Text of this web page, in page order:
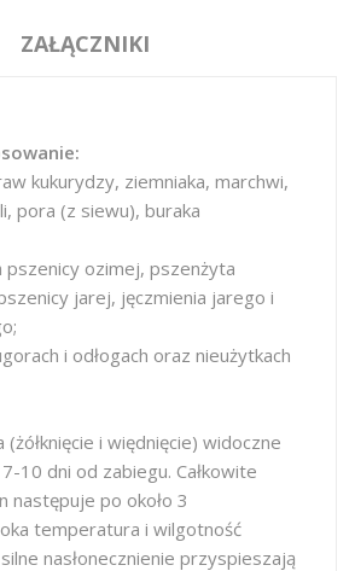
ZAŁĄCZNIKI
kukurydzy, ziemniaka, marchwi,
pora (z siewu), buraka
ozimej, pszenżyta
jarej, jęczmienia jarego i
i odłogach oraz nieużytkach
(żółknięcie i więdnięcie) widoczne
10 dni od zabiegu. Całkowite
następuje po około 3
temperatura i wilgotność
nasłonecznienie przyspieszają